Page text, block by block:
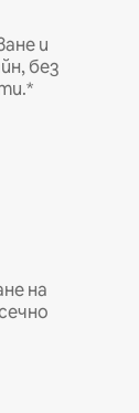
и
без
на